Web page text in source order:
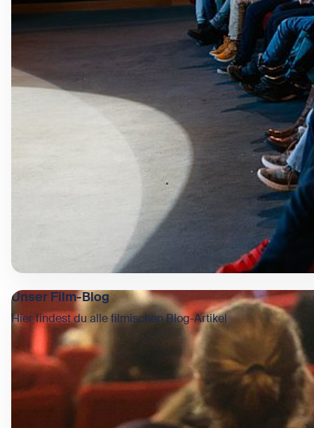
Unser Film-Blog
Hier findest du alle filmischen Blog-Artikel